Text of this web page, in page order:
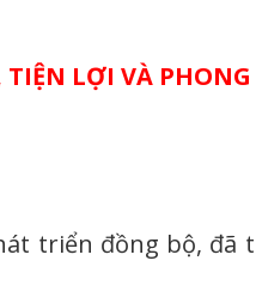
TIỆN LỢI VÀ
triển đồng bộ,